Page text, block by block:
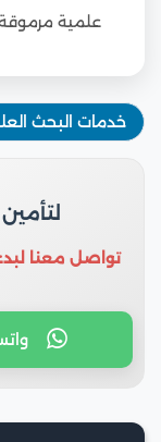
علمية
خدمات البحث
تواصل معنا